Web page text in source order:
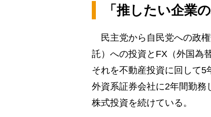
「推したい企業
民主党から自民党への政
託）への投資とFX（外国為
それを不動産投資に回して5
外資系証券会社に2年間勤務
株式投資を続けている。